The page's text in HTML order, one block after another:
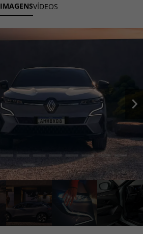
IMAGENSVÍDEOS